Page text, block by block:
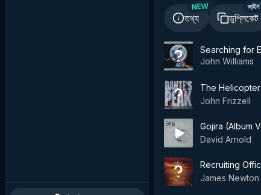
তথ্য
NEW
ডুপ্লিকেট
Searching for
John Williams
The Helicopter
John Frizzell
Gojira (Album
David Arnold
Recruiting
James